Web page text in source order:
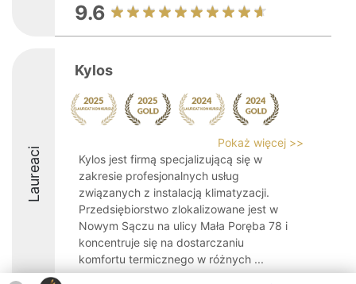
9.6
Laureaci
Kylos
Pokaż więcej >>
Kylos jest firmą specjalizującą się w
zakresie profesjonalnych usług
związanych z instalacją klimatyzacji.
Przedsiębiorstwo zlokalizowane jest w
Nowym Sączu na ulicy Mała Poręba 78 i
koncentruje się na dostarczaniu
komfortu termicznego w różnych ...